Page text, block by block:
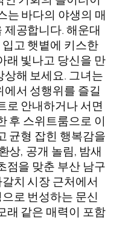
는 바다의 야생의 매
공합니다. 해운대
고 햇볕에 키스한
래 빛나고 당신을 만
해 보세요. 그녀는
서 성행위를 즐길
로 안내하거나 서면
후 스위트룸으로 이
균형 잡힌 행복감을
상, 공개 놀림, 밤새
점을 맞춘 부산 남구
치 시장 근처에서
로 번성하는 문신
래 같은 매력이 포함